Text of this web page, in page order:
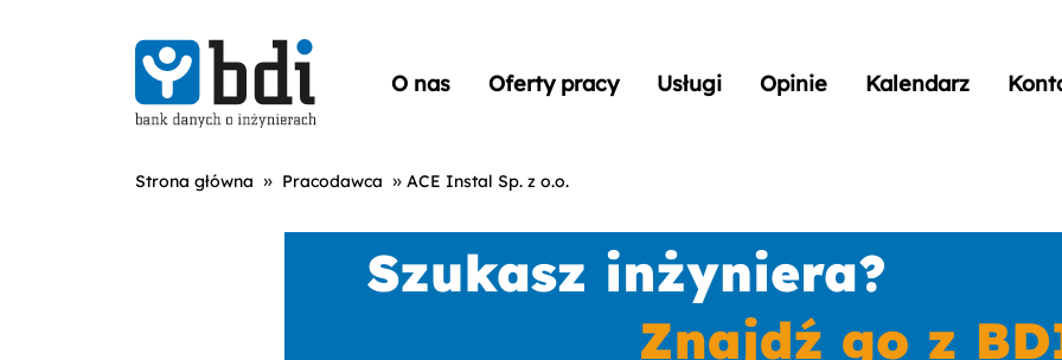
O nas Oferty pracy Usługi Opinie Kalendarz
Strona główna » Pracodawca » ACE Instal Sp. z o.o.